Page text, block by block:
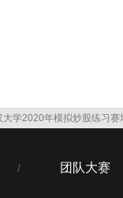
大学2020年模拟炒股练习赛
/ 团队大赛